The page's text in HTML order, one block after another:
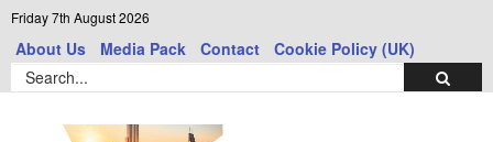
Friday 7th August 2026
About Us Media Pack Contact Cookie Policy (UK)